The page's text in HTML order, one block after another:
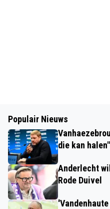
Populair Nieuws
die kan halen"
Anderlecht
Rode Duivel